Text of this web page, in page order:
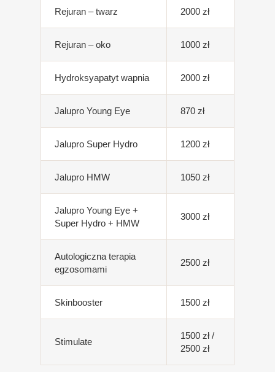
Rejuran – twarz 2000 zł
Rejuran – oko 1000 zł
Hydroksyapatyt wapnia 2000 zł
Jalupro Young Eye 870 zł
Jalupro Super Hydro 1200 zł
Jalupro HMW 1050 zł
Jalupro Young Eye +
Super Hydro + HMW
3000 zł
Autologiczna terapia
egzosomami
2500 zł
Skinbooster 1500 zł
Stimulate
1500 zł /
2500 zł